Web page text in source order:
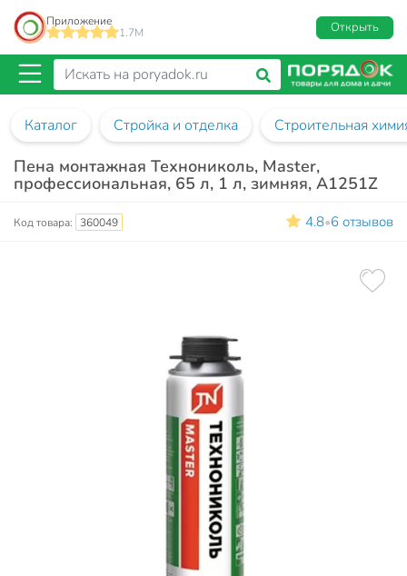
Приложение
1.7M
Открыть
Каталог Стройка и отделка Строительная
Пена монтажная Технониколь, Master,
профессиональная, 65 л, 1 л, зимняя, A1251Z
Код товара: 360049 4.8•6 отзывов